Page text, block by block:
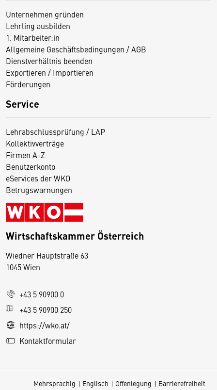
Unternehmen gründen
Lehrling ausbilden
1. Mitarbeiter:in
Allgemeine Geschäftsbedingungen / AGB
Dienstverhältnis beenden
Exportieren / Importieren
Förderungen
Service
Lehrabschlussprüfung / LAP
Kollektivverträge
Firmen A-Z
Benutzerkonto
eServices der WKO
Betrugswarnungen
Wirtschaftskammer Österreich
Wiedner Hauptstraße 63
1045 Wien
+43 5 90900 0
+43 5 90900 250
https://wko.at/
Kontaktformular
Mehrsprachig Englisch Offenlegung
Barrierefreiheit
D
s
e
S
e